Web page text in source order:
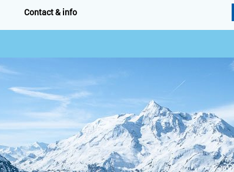
Contact & info